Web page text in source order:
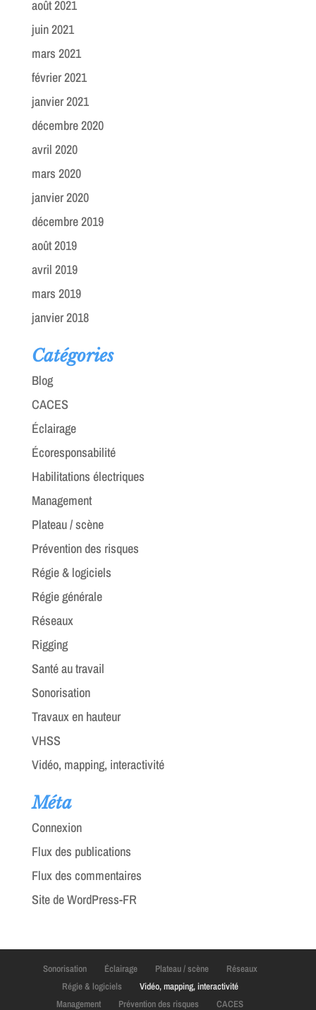
août 2021
juin 2021
mars 2021
février 2021
janvier 2021
décembre 2020
avril 2020
mars 2020
janvier 2020
décembre 2019
août 2019
avril 2019
mars 2019
janvier 2018
Catégories
Blog
CACES
Éclairage
Écoresponsabilité
Habilitations électriques
Management
Plateau / scène
Prévention des risques
Régie & logiciels
Régie générale
Réseaux
Rigging
Santé au travail
Sonorisation
Travaux en hauteur
VHSS
Vidéo, mapping, interactivité
Méta
Connexion
Flux des publications
Flux des commentaires
Site de WordPress-FR
Sonorisation Éclairage Plateau / scène
Réseaux
Régie & logiciels
Vidéo, mapping, interactivité
Management
Prévention des risques CACES